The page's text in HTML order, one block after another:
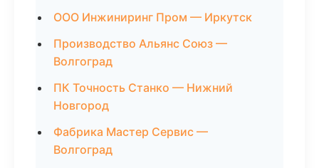
ООО Инжиниринг Пром — Иркутск
Производство Альянс Союз —
Волгоград
ПК Точность Станко — Нижний
Новгород
Фабрика Мастер Сервис —
Волгоград